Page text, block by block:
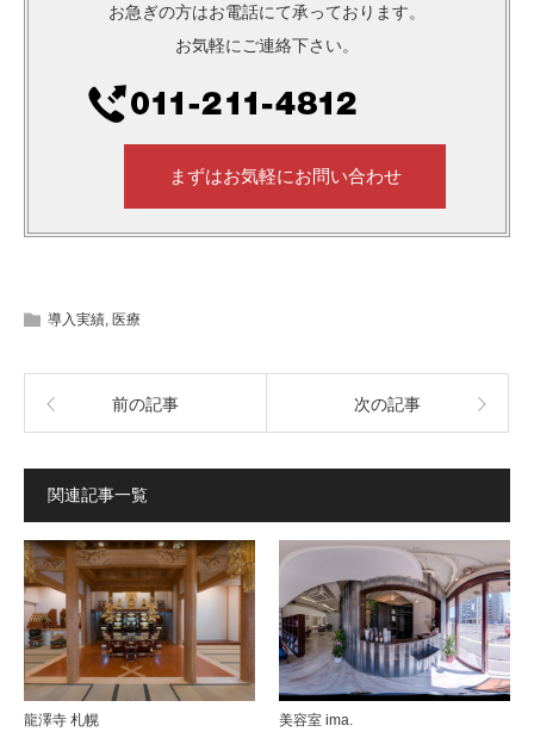
お急ぎの方はお電話にて承っております。
お気軽にご連絡下さい。
まずはお気軽にお問い合わせ
導入実績, 医療
前の記事 次の記事
関連記事一覧
龍澤寺 札幌 美容室 ima.